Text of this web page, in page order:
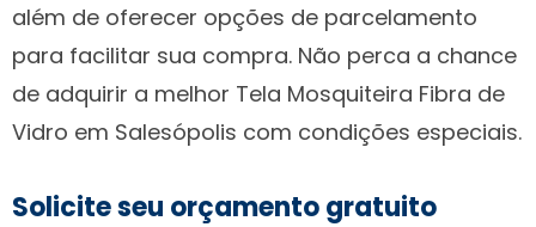
além de oferecer opções de parcelamento
para facilitar sua compra. Não perca a chance
de adquirir a melhor Tela Mosquiteira Fibra de
Vidro em Salesópolis com condições especiais.
Solicite seu orçamento gratuito